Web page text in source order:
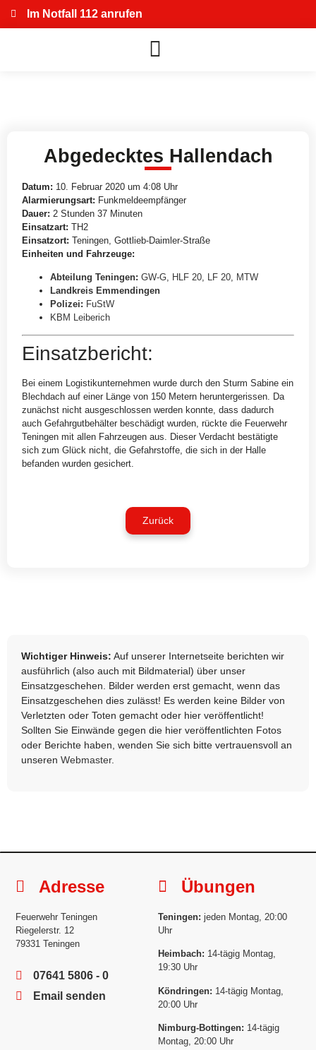
Im Notfall 112 anrufen
Abgedecktes Hallendach
Datum: 10. Februar 2020 um 4:08 Uhr
Alarmierungsart: Funkmeldeempfänger
Dauer: 2 Stunden 37 Minuten
Einsatzart: TH2
Einsatzort: Teningen, Gottlieb-Daimler-Straße
Einheiten und Fahrzeuge:
Abteilung Teningen: GW-G, HLF 20, LF 20, MTW
Landkreis Emmendingen
Polizei: FuStW
KBM Leiberich
Einsatzbericht:
Bei einem Logistikunternehmen wurde durch den Sturm Sabine ein
Blechdach auf einer Länge von 150 Metern heruntergerissen. Da
zunächst nicht ausgeschlossen werden konnte, dass dadurch
auch Gefahrgutbehälter beschädigt wurden, rückte die Feuerwehr
Teningen mit allen Fahrzeugen aus. Dieser Verdacht bestätigte
sich zum Glück nicht, die Gefahrstoffe, die sich in der Halle
befanden wurden gesichert.
Zurück
Wichtiger Hinweis: Auf unserer Internetseite berichten wir
ausführlich (also auch mit Bildmaterial) über unser
Einsatzgeschehen. Bilder werden erst gemacht, wenn das
Einsatzgeschehen dies zulässt! Es werden keine Bilder von
Verletzten oder Toten gemacht oder hier veröffentlicht!
Sollten Sie Einwände gegen die hier veröffentlichten Fotos
oder Berichte haben, wenden Sie sich bitte vertrauensvoll an
unseren Webmaster.
Adresse
Feuerwehr Teningen
Riegelerstr. 12
79331 Teningen
07641 5806 - 0
Email senden
Übungen
Teningen: jeden Montag, 20:00
Uhr
Heimbach: 14-tägig Montag,
19:30 Uhr
Köndringen: 14-tägig Montag,
20:00 Uhr
Nimburg-Bottingen: 14-tägig
Montag, 20:00 Uhr